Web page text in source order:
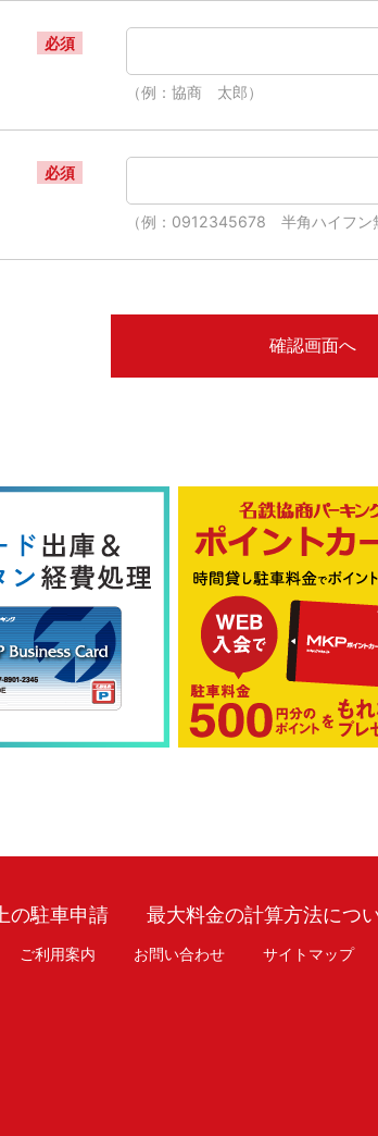
必須
（例：協商 太郎）
必須
（例：0912345678 半角ハイフン
の駐車申請 最大料金の計算方法につ
ご利用案内 お問い合わせ サイトマップ